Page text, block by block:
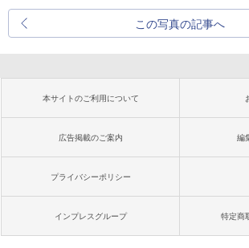
この写真の記事へ
本サイトのご利用について
広告掲載のご案内 編
プライバシーポリシー
インプレスグループ 特定商